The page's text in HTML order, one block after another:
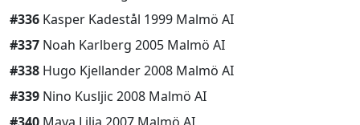
#336 Kasper Kadestål 1999 Malmö AI
#337 Noah Karlberg 2005 Malmö AI
#338 Hugo Kjellander 2008 Malmö AI
#339 Nino Kusljic 2008 Malmö AI